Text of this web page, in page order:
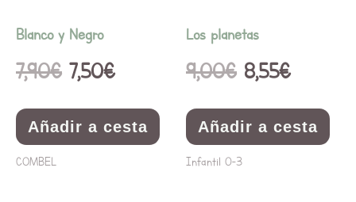
Blanco y Negro
7,90€ 7,50€
Añadir a cesta
COMBEL
Los planetas
9,00€ 8,55€
Añadir a cesta
Infantil 0-3